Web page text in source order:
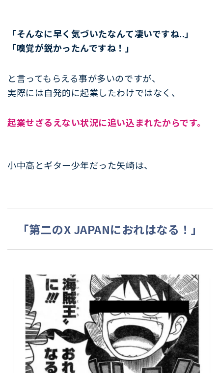
「そんなに早く気づいたなんて凄いですね..」
「嗅覚が鋭かったんですね！」
と言ってもらえる事が多いのですが、
実際には自発的に起業したわけではなく、
起業せざるえない状況に追い込まれたからです。
小中高とギター少年だった矢崎は、
「第二のX JAPANにおれはなる！」